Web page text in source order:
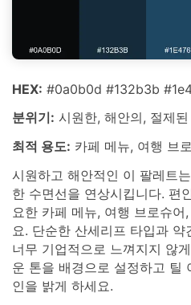
HEX: #0a0b0d #132b3b
분위기: 시원한, 해안의, 절제된
최적 용도: 카페 메뉴, 여행 브
시원하고 해안적인 이 팔레트
한 수면선을 연상시킵니다. 편
요한 카페 메뉴, 여행 브로슈
요. 단순한 산세리프 타입과 약
너무 기업적으로 느껴지지 않
운 톤을 배경으로 설정하고 틸
인을 밝게 하세요.